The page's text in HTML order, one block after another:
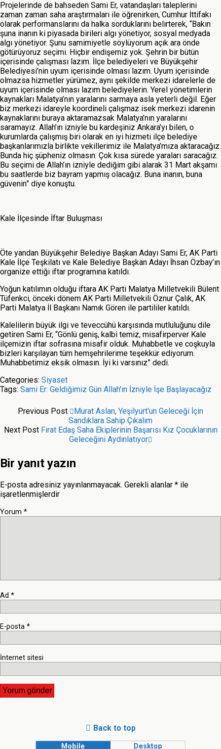
Projelerinde de bahseden Sami Er, vatandaşları taleplerini
zaman zaman saha araştırmaları ile öğrenirken, Cumhur İttifakı
olarak performanslarını da halka sorduklarını belirterek, “Bakın
şuna inanın ki piyasada birileri algı yönetiyor, sosyal medyada
algı yönetiyor. Şunu samimiyetle söylüyorum açık ara önde
götürüyoruz seçimi. Hiçbir endişemiz yok. Şehrin bir bütün
içerisinde çalışması lazım. İlçe belediyeleri ve Büyükşehir
Belediyesi’nin uyum içerisinde olması lazım. Uyum içerisinde
olmazsa hizmetler yürümez, aynı şekilde merkezi idarelerle de
uyum içerisinde olması lazım belediyelerin. Yerel yönetimlerin
kaynakları Malatya’nın yaralarını sarmaya asla yeterli değil. Eğer
biz merkezi idareyle koordineli çalışmaz isek merkezi idarenin
kaynaklarını buraya aktaramazsak Malatya’nın yaralarını
saramayız. Allah’ın izniyle bu kardeşiniz Ankara’yı bilen, o
kurumlarda çalışmış biri olarak en iyi hizmeti ilçe belediye
başkanlarımızla birlikte vekillerimiz ile Malatya’mıza aktaracağız.
Bunda hiç şüpheniz olmasın. Çok kısa sürede yaraları saracağız.
Bu seçimi de Allah’ın izniyle dediğim gibi alarak 31 Mart akşamı
bu saatlerde biz bayram yapmış olacağız. Buna inanın, buna
güvenin” diye konuştu.
Kale İlçesinde İftar Buluşması
Öte yandan Büyükşehir Belediye Başkan Adayı Sami Er, AK Parti
Kale İlçe Teşkilatı ve Kale Belediye Başkan Adayı İhsan Özbay’ın
organize ettiği iftar programına katıldı.
Yoğun katılımın olduğu iftara AK Parti Malatya Milletvekili Bülent
Tüfenkci, önceki dönem AK Parti Milletvekili Öznur Çalık, AK
Parti Malatya İl Başkanı Namık Gören ile partililer katıldı.
Kalelilerin büyük ilgi ve teveccühü karşısında mutluluğunu dile
getiren Sami Er, “Gönlü geniş, kalbi temiz, misafirperver Kale
ilçemizin iftar sofrasına misafir olduk. Muhabbetle ve coşkuyla
bizleri karşılayan tüm hemşehrilerime teşekkür ediyorum.
Muhabbetimiz eksik olmasın. İyi ki varsınız” dedi.
Categories: Siyaset
Tags: Sami Er: Geldiğimiz Gün Allah'ın İzniyle İşe Başlayacağız
Previous Post
Murat Aslan, Yeşilyurt'un Geleceği İçin
Sandıklara Sahip Çıkalım
Next Post Fırat Edaş Saha Ekiplerinin Başarısı Kız Çocuklarının
Geleceğini Aydınlatıyor
Bir yanıt yazın
E-posta adresiniz yayınlanmayacak. Gerekli alanlar * ile
işaretlenmişlerdir
Yorum *
Ad *
E-posta *
İnternet sitesi
Back to top
Mobile Desktop